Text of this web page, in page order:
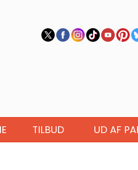
TILBUD UD AF